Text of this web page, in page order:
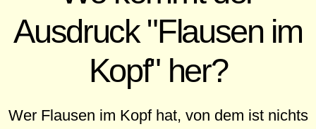
Ausdruck "Flausen im
Kopf" her?
Wer Flausen im Kopf hat, von dem ist nichts